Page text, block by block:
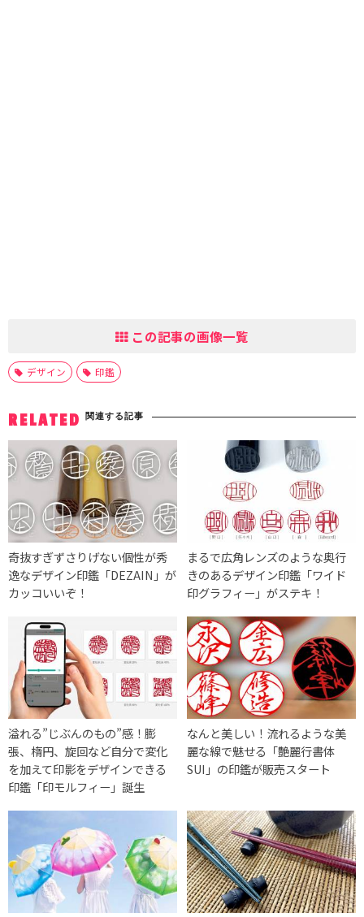
この記事の画像一覧
デザイン 印鑑
RELATED 関連する記事
奇抜すぎずさりげない個性が秀
逸なデザイン印鑑「DEZAIN」が
カッコいいぞ！
まるで広角レンズのような奥行
きのあるデザイン印鑑「ワイド
印グラフィー」がステキ！
溢れる”じぶんのもの”感！膨
張、楕円、旋回など自分で変化
を加えて印影をデザインできる
印鑑「印モルフィー」誕生
なんと美しい！流れるような美
麗な線で魅せる「艶麗行書体
SUI」の印鑑が販売スタート